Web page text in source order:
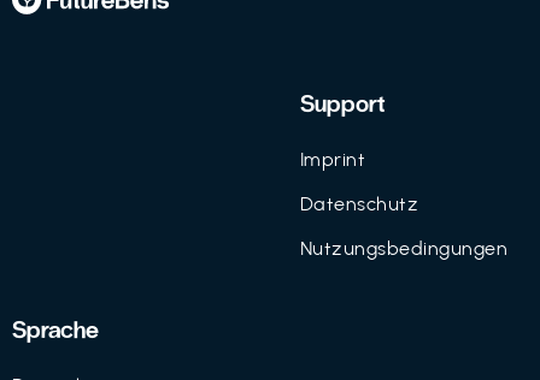
Support
Imprint
Datenschutz
Nutzungsbedingungen
Sprache